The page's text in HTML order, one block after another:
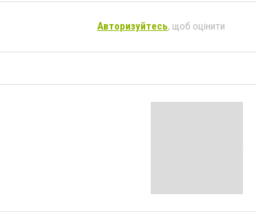
Авторизуйтесь, щоб оцінити